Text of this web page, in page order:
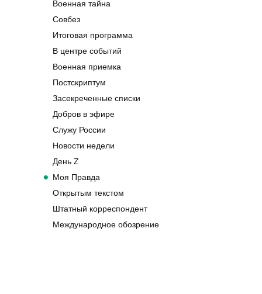
Военная тайна
Совбез
Итоговая программа
В центре событий
Военная приемка
Постскриптум
Засекреченные списки
Добров в эфире
Служу России
Новости недели
День Z
Моя Правда
Открытым текстом
Штатный корреспондент
Международное обозрение